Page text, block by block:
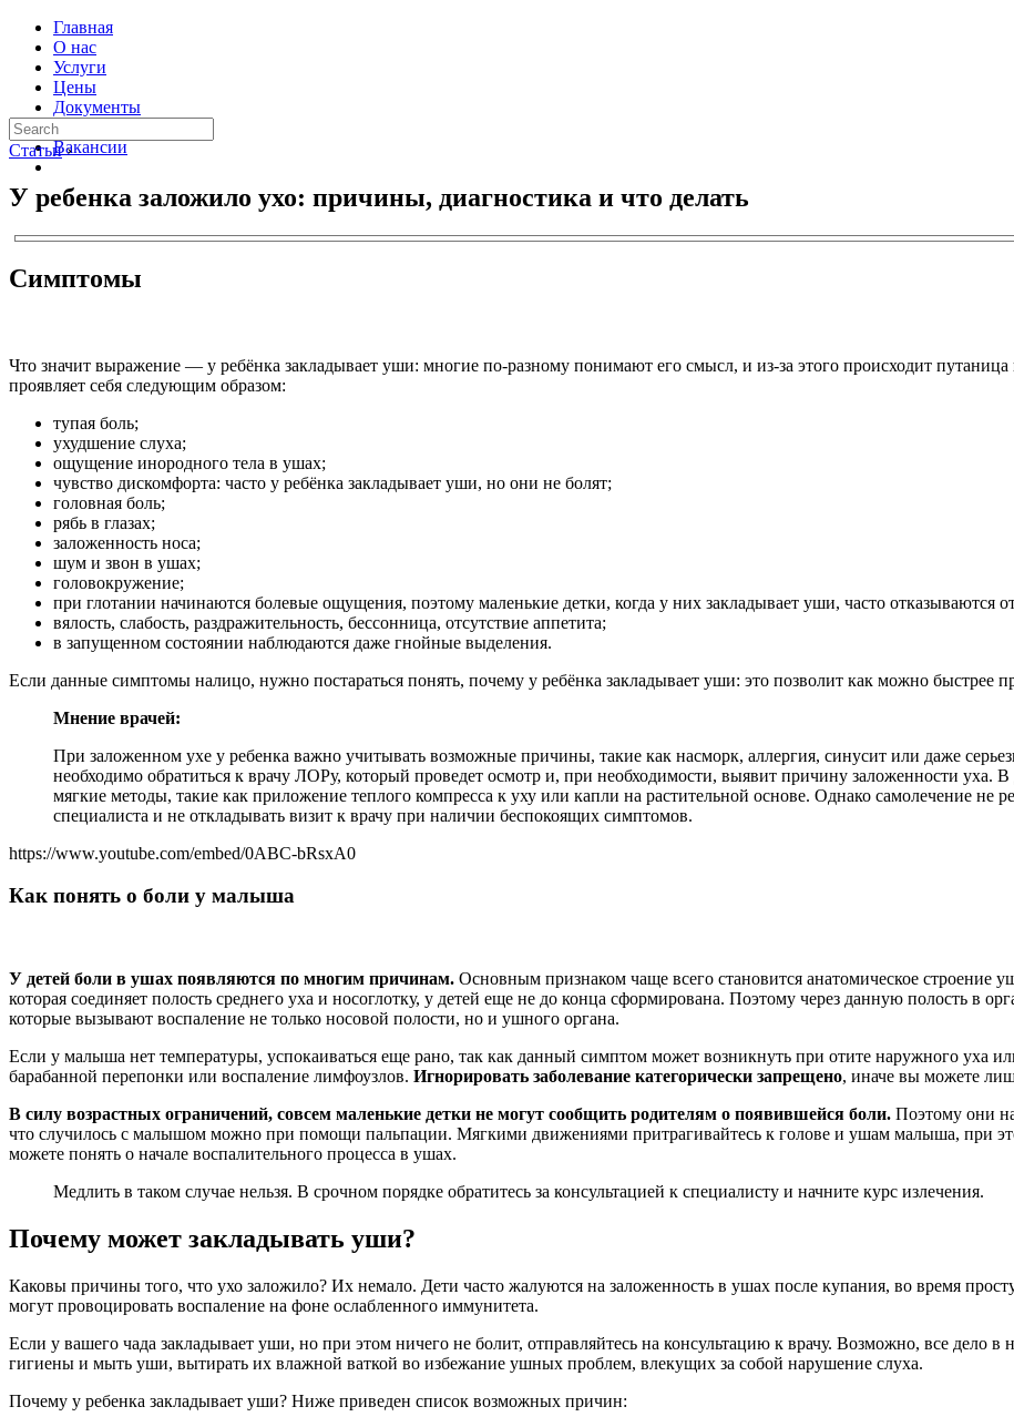
Главная
О нас
Услуги
Цены
Документы
Контакты
Вакансии
Статьи ›
У ребенка заложило ухо: причины, диагностика и что делать
Симптомы
Что значит выражение — у ребёнка закладывает уши: многие по-разному понимают его смысл, и из-за этого происходит
проявляет себя следующим образом:
тупая боль;
ухудшение слуха;
ощущение инородного тела в ушах;
чувство дискомфорта: часто у ребёнка закладывает уши, но они не болят;
головная боль;
рябь в глазах;
заложенность носа;
шум и звон в ушах;
головокружение;
при глотании начинаются болевые ощущения, поэтому маленькие детки, когда у них закладывает уши, часто отказываются
вялость, слабость, раздражительность, бессонница, отсутствие аппетита;
в запущенном состоянии наблюдаются даже гнойные выделения.
Если данные симптомы налицо, нужно постараться понять, почему у ребёнка закладывает уши: это позволит как можно быстрее
Мнение врачей:
При заложенном ухе у ребенка важно учитывать возможные причины, такие как насморк, аллергия, синусит или даже
необходимо обратиться к врачу ЛОРу, который проведет осмотр и, при необходимости, выявит причину заложенности уха.
мягкие методы, такие как приложение теплого компресса к уху или капли на растительной основе. Однако самолечение не
специалиста и не откладывать визит к врачу при наличии беспокоящих симптомов.
https://www.youtube.com/embed/0ABC-bRsxA0
Как понять о боли у малыша
У детей боли в ушах появляются по многим причинам. Основным признаком чаще всего становится анатомическое строение
которая соединяет полость среднего уха и носоглотку, у детей еще не до конца сформирована. Поэтому через данную полость в
которые вызывают воспаление не только носовой полости, но и ушного органа.
Если у малыша нет температуры, успокаиваться еще рано, так как данный симптом может возникнуть при отите наружного уха
барабанной перепонки или воспаление лимфоузлов. Игнорировать заболевание категорически запрещено, иначе вы можете
В силу возрастных ограничений, совсем маленькие детки не могут сообщить родителям о появившейся боли. Поэтому они
что случилось с малышом можно при помощи пальпации. Мягкими движениями притрагивайтесь к голове и ушам малыша, при
можете понять о начале воспалительного процесса в ушах.
Медлить в таком случае нельзя. В срочном порядке обратитесь за консультацией к специалисту и начните курс излечения.
Почему может закладывать уши?
Каковы причины того, что ухо заложило? Их немало. Дети часто жалуются на заложенность в ушах после купания, во время
могут провоцировать воспаление на фоне ослабленного иммунитета.
Если у вашего чада закладывает уши, но при этом ничего не болит, отправляйтесь на консультацию к врачу. Возможно, все дело
гигиены и мыть уши, вытирать их влажной ваткой во избежание ушных проблем, влекущих за собой нарушение слуха.
Почему у ребенка закладывает уши? Ниже приведен список возможных причин: